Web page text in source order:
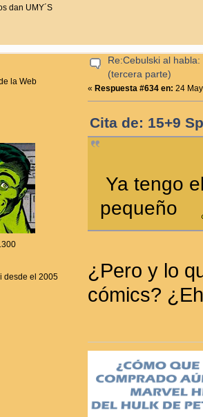
dan UMY´S
la Web
desde el 2005
Re:Cebulski al
(tercera parte)
« Respuesta #634 en: 24
Cita de: 15+9
Ya tengo
pequeño
¿Pero y lo
cómics?